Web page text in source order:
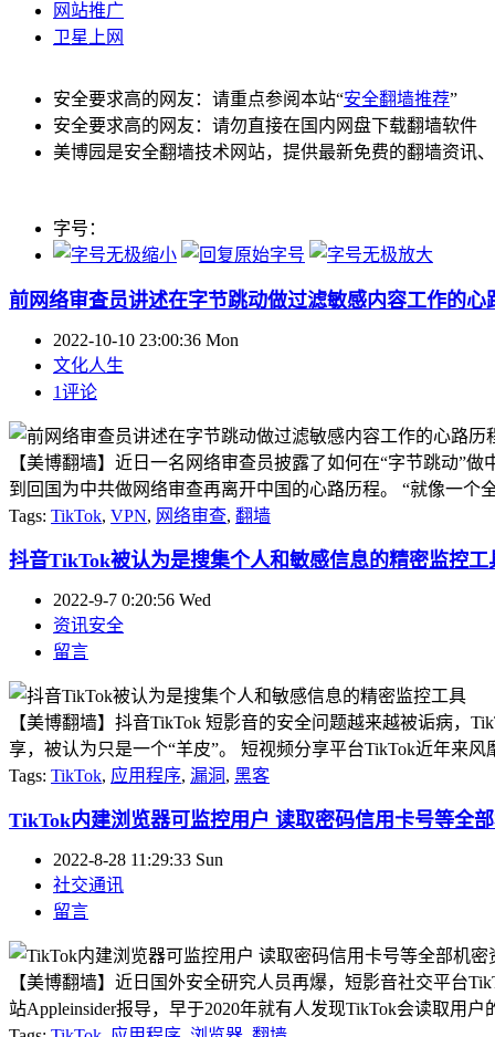
网站推广
卫星上网
安全要求高的网友：请重点参阅本站“安全翻墙推荐”
安全要求高的网友：请勿直接在国内网盘下载翻墙软件
美博园是安全翻墙技术网站，提供最新免费的翻墙资讯
字号：
前网络审查员讲述在字节跳动做过滤敏感内容工作的心
2022-10-10 23:00:36 Mon
文化人生
1评论
【美博翻墙】近日一名网络审查员披露了如何在“字节跳动”
到回国为中共做网络审查再离开中国的心路历程。 “就像一个
Tags: TikTok, VPN, 网络审查, 翻墙
抖音TikTok被认为是搜集个人和敏感信息的精密监控工
2022-9-7 0:20:56 Wed
资讯安全
留言
【美博翻墙】抖音TikTok 短影音的安全问题越来越被诟病，
享，被认为只是一个“羊皮”。 短视频分享平台TikTok近年来
Tags: TikTok, 应用程序, 漏洞 , 黑客
TikTok内建浏览器可监控用户 读取密码信用卡号等全
2022-8-28 11:29:33 Sun
社交通讯
留言
【美博翻墙】近日国外安全研究人员再爆，短影音社交平台
站Appleinsider报导，早于2020年就有人发现TikTok会读取用